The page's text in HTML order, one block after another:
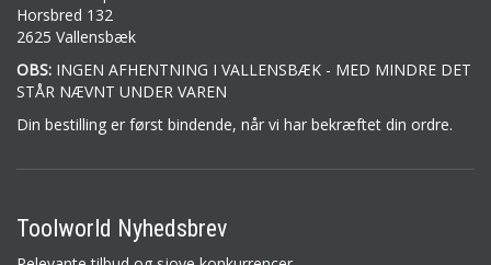
Horsbred 132
2625 Vallensbæk
OBS: INGEN AFHENTNING I VALLENSBÆK - MED MINDRE DET
STÅR NÆVNT UNDER VAREN
Din bestilling er først bindende, når vi har bekræftet din ordre.
Toolworld Nyhedsbrev